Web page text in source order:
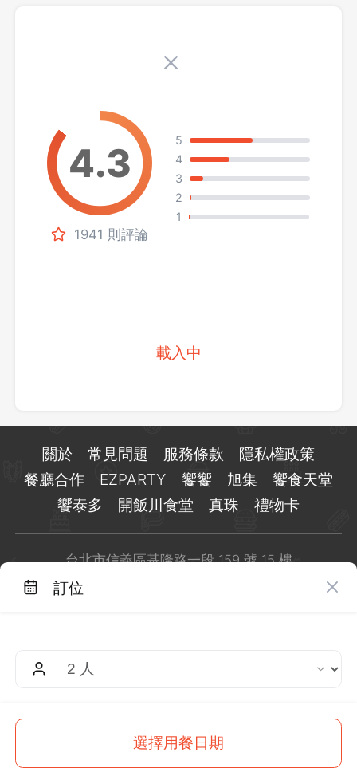
1941 則評論
5
4
3
2
1
載入中
訂位
選擇用餐日期
500 起
關於 常見問題 服務條款
隱私權政策
餐廳合作
EZPARTY 饗饗 旭集
饗食天堂
饗泰多
開飯川食堂 真珠 禮物卡
台北市信義區基隆路一段 159 號 15 樓
protected by reCAPTCHA